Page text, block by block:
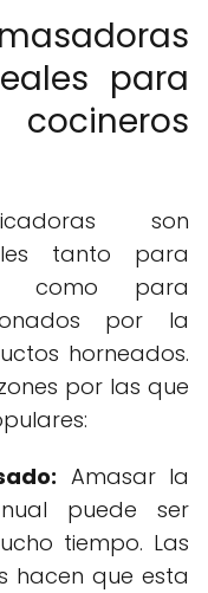
para
son
tanto para
como para
por la
horneados.
por las que
Amasar la
puede ser
tiempo. Las
hacen que esta